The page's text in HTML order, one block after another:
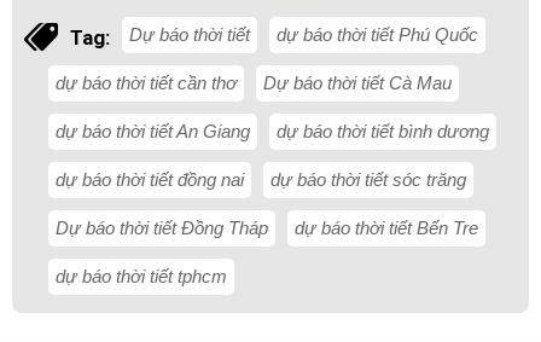
Tag: Dự báo thời tiết dự báo thời tiết Phú Quốc
dự báo thời tiết cần thơ Dự báo thời tiết Cà Mau
dự báo thời tiết An Giang dự báo thời tiết bình dương
dự báo thời tiết đồng nai dự báo thời tiết sóc trăng
Dự báo thời tiết Đồng Tháp dự báo thời tiết Bến Tre
dự báo thời tiết tphcm